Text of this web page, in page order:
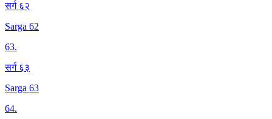
सर्ग ६२
Sarga 62
63.
सर्ग ६३
Sarga 63
64.